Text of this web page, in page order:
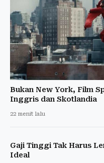
Bukan New York, Film
Inggris dan Skotlandia
22 menit lalu
Gaji Tinggi Tak Harus
Ideal